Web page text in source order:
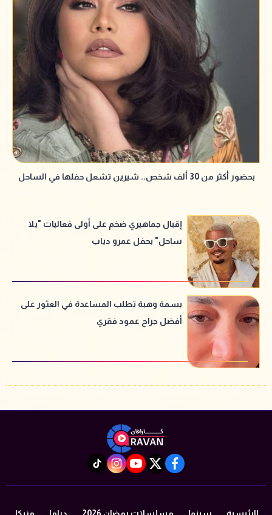
بحضور أكثر من 30 ألف شخص.. شيرين تشعل حفلها في الساحل
إقبال جماهيري ضخم على أولى فعاليات "يلا
ساحل" بحفل عمرو دياب
بسمة وهبة تطلب المساعدة في العثور على
أفضل جراح عمود فقري
facebook
twitter
youtube
instagram
tiktok